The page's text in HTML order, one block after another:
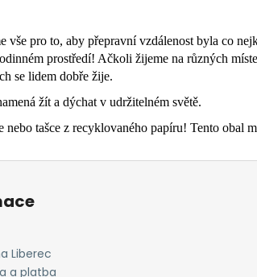
pro to, aby přepravní vzdálenost byla co
prostředí! Ačkoli žijeme na různých
se lidem dobře žije.
žít a dýchat v udržitelném světě.
tašce z recyklovaného papíru! Tento obal
Liberec
a platba